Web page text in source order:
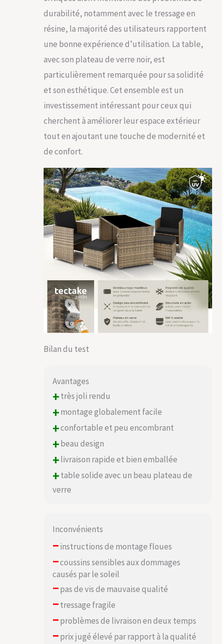
nouvel espace
extérieur ? Notre
salon exterieur est
conçu pour un
rapide, vous
permettant de
passer plus de
temps à vous
détendre et moins
de temps à
assembler. En
quelques étapes
jardin. Invitez vos
amis et famille à
partager des
moments
inoubliables autour
de votre nouveau
salon de jardin
modulable.
durabilité, notamment avec le tressage en
résine, la majorité des utilisateurs rapportent
une bonne expérience d’utilisation. La table,
avec son plateau de verre noir, est
particulièrement remarquée pour sa solidité
et son esthétique. Cet ensemble est un
investissement intéressant pour ceux qui
cherchent à améliorer leur espace extérieur
tout en ajoutant une touche de modernité et
de confort.
Bilan du test
Avantages
+très joli rendu
+montage globalement facile
+confortable et peu encombrant
+beau design
+livraison rapide et bien emballée
+table solide avec un beau plateau de
verre
Inconvénients
–instructions de montage floues
–coussins sensibles aux dommages
causés par le soleil
–pas de vis de mauvaise qualité
–tressage fragile
–problèmes de livraison en deux temps
–prix jugé élevé par rapport à la qualité